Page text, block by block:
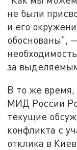
не были
и его
обоснованы",
за
В то же время,
МИД России
текущие
конфликта с
отклика в